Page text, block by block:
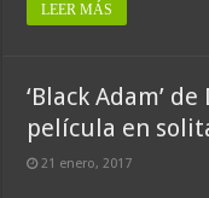
LEER MÁS
‘Black Adam’
película en
21 enero, 2017